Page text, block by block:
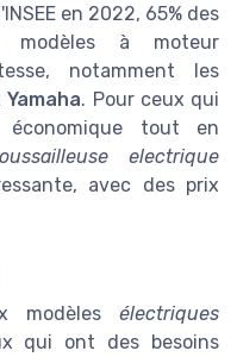
en 2022, 65% des
modèles à moteur
notamment les
Yamaha. Pour ceux qui
tout en
electrique
avec des prix
modèles électriques
qui ont des besoins